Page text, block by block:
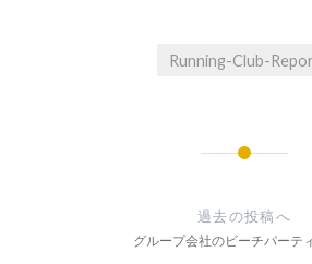
Running-Club-
過去の投稿へ
グループ会社のビーチパーテ